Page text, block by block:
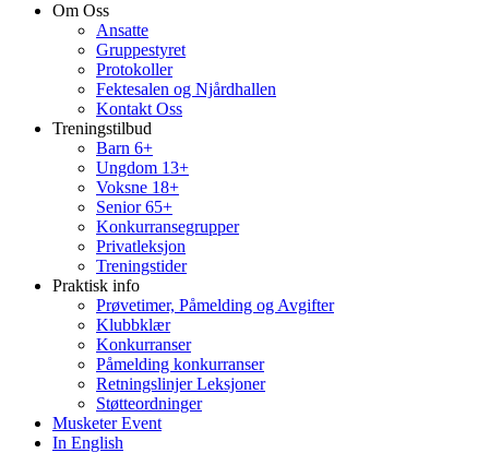
Om Oss
Ansatte
Gruppestyret
Protokoller
Fektesalen og Njårdhallen
Kontakt Oss
Treningstilbud
Barn 6+
Ungdom 13+
Voksne 18+
Senior 65+
Konkurransegrupper
Privatleksjon
Treningstider
Praktisk info
Prøvetimer, Påmelding og Avgifter
Klubbklær
Konkurranser
Påmelding konkurranser
Retningslinjer Leksjoner
Støtteordninger
Musketer Event
In English